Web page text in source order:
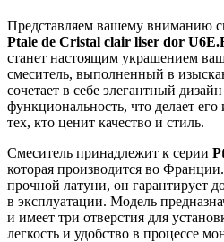
Представляем вашему вниманию
Ptale de Cristal clair liser dor
станет настоящим украшением
смеситель, выполненный в
сочетает в себе элегантный
функциональность, что делает
тех, кто ценит качество и стиль.
Смеситель принадлежит к серии
которая производится во
прочной латуни, он гарантирует
в эксплуатации. Модель
и имеет три отверстия для
легкость и удобство в процессе